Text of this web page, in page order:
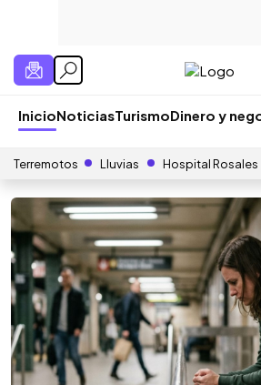
InicioNoticiasTurismoDinero y
Terremotos Lluvias Hospital Rosales